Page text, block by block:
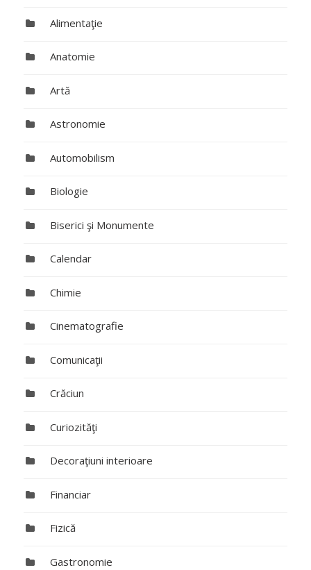
Alimentaţie
Anatomie
Artă
Astronomie
Automobilism
Biologie
Biserici şi Monumente
Calendar
Chimie
Cinematografie
Comunicaţii
Crăciun
Curiozităţi
Decoraţiuni interioare
Financiar
Fizică
Gastronomie